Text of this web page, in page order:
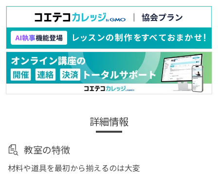
詳細情報
教室の特徴
材料や道具を最初から揃えるのは大変